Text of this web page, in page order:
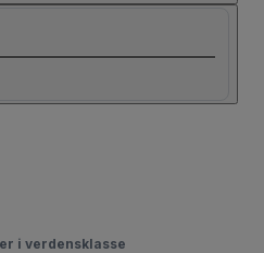
i verdensklasse